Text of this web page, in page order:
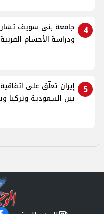
4
جامعة بني سويف
ودراسة الأجسام
5
إيران تعلّق على
بين السعودية وتركيا